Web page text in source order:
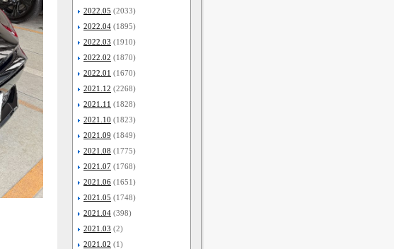
2022.05 (2033)
2022.04 (1895)
2022.03 (1910)
2022.02 (1870)
2022.01 (1670)
2021.12 (2268)
2021.11 (1828)
2021.10 (1823)
2021.09 (1849)
2021.08 (1775)
2021.07 (1768)
2021.06 (1651)
2021.05 (1748)
2021.04 (398)
2021.03 (2)
2021.02 (1)